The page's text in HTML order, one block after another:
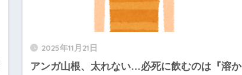
2025年11月21日
アンガ山根、太れない…必死に飲むのは『溶か